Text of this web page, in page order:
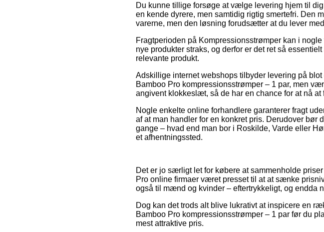
Du kunne tillige forsøge at vælge levering hjem til
en kende dyrere, men samtidig rigtig smertefri. Den
varerne, men den løsning forudsætter at du lever
Fragtperioden på Kompressionsstrømper kan i
nye produkter straks, og derfor er det ret så
relevante produkt.
Adskillige internet webshops tilbyder levering på
Bamboo Pro kompressionsstrømper – 1 par, men
angivent klokkeslæt, så de har en chance for at nå
Nogle enkelte online forhandlere garanterer fragt
af at man handler for en konkret pris. Derudover bør
gange – hvad end man bor i Roskilde, Varde eller
et afhentningssted.
Det er jo særligt let for købere at sammenholde
Pro online firmaer været presset til at at sænke
også til mænd og kvinder – eftertrykkeligt, og endda
Dog kan det trods alt blive lukrativt at inspicere en
Bamboo Pro kompressionsstrømper – 1 par før du
mest attraktive pris.